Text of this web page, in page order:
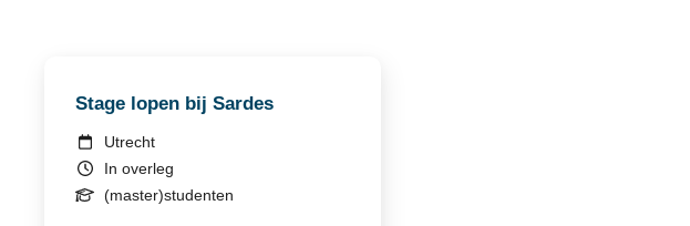
Stage lopen bij Sardes
Utrecht
In overleg
(master)studenten